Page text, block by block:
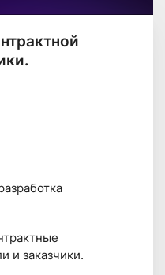
и заказчики.